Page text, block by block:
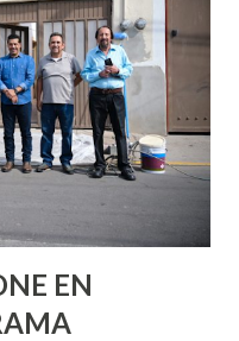
algo nuevo que
conocer. Si eres una
sexuales, tal vez
no puedas esperar para
persona con
cuando ambas partes
EN